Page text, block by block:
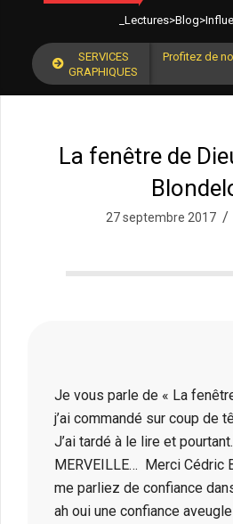
_Lectures>Blog>
SERVICES
GRAPHIQUES
Profitez de
La fenêtre de
27 septembre 2017
Je vous parle de « La
j’ai commandé sur coup de
J’ai tardé à le lire et
MERVEILLE… Merci Cédric
me parliez de confiance
ah oui une confiance